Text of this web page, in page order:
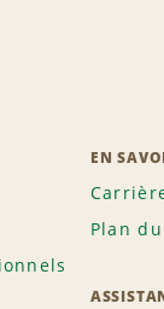
EN
Plan